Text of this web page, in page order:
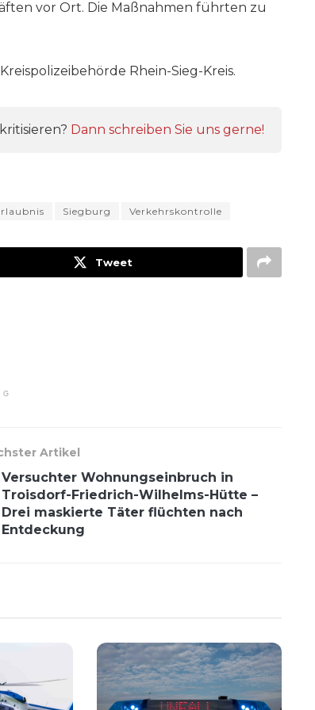
vor Ort. Die Maßnahmen führten zu
Rhein-Sieg-Kreis.
Dann schreiben Sie uns gerne!
Siegburg Verkehrskontrolle
Tweet
Artikel
Versuchter Wohnungseinbruch in
Troisdorf-Friedrich-Wilhelms-Hütte –
Drei maskierte Täter flüchten nach
Entdeckung